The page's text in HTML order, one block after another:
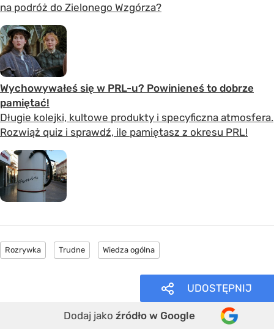
na podróż do Zielonego Wzgórza?
Wychowywałeś się w PRL-u? Powinieneś to dobrze
pamiętać!
Długie kolejki, kultowe produkty i specyficzna atmosfera.
Rozwiąż quiz i sprawdź, ile pamiętasz z okresu PRL!
Rozrywka Trudne Wiedza ogólna
UDOSTĘPNIJ
Dodaj jako źródło w Google